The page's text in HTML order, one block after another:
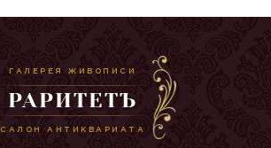
ГАЛЕРЕЯ ЖИВОПИСИ
РАРИТЕТЪ
САЛОН АНТИКВАРИАТА